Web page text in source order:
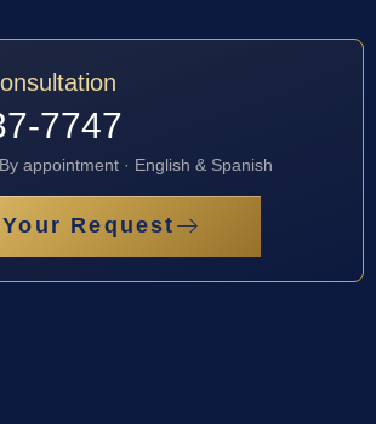
7747
appointment · English & Spanish
Request